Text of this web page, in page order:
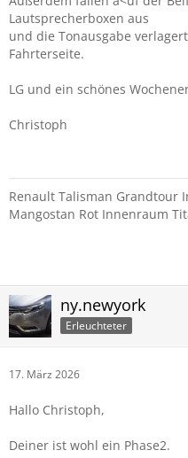
Lautsprecherboxen aus
und die Tonausgabe
Fahrterseite.
LG und ein schönes
Christoph
Renault Talisman Grandtour
Mangostan Rot Innenraum
ny.newyork
Erleuchteter
17. März 2026
Hallo Christoph,
Deiner ist wohl ein Phase2.